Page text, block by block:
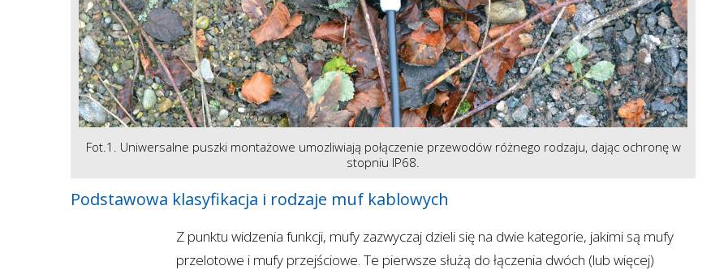
Fot.1. Uniwersalne puszki montażowe umozliwiają połączenie przewodów różnego rodzaju, dając ochronę w
stopniu IP68.
Podstawowa klasyfikacja i rodzaje muf kablowych
Z punktu widzenia funkcji, mufy zazwyczaj dzieli się na dwie kategorie, jakimi są mufy
przelotowe i mufy przejściowe. Te pierwsze służą do łączenia dwóch (lub więcej)